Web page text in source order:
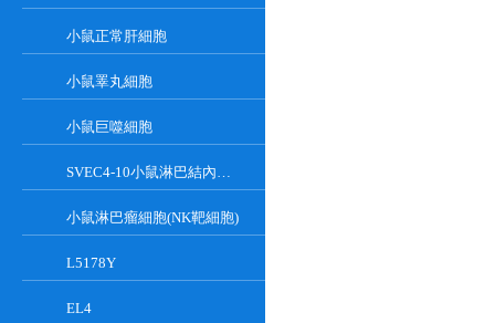
小鼠正常肝細胞
小鼠睪丸細胞
小鼠巨噬細胞
SVEC4-10小鼠淋巴結內皮細胞
小鼠淋巴瘤細胞(NK靶細胞)
L5178Y
EL4